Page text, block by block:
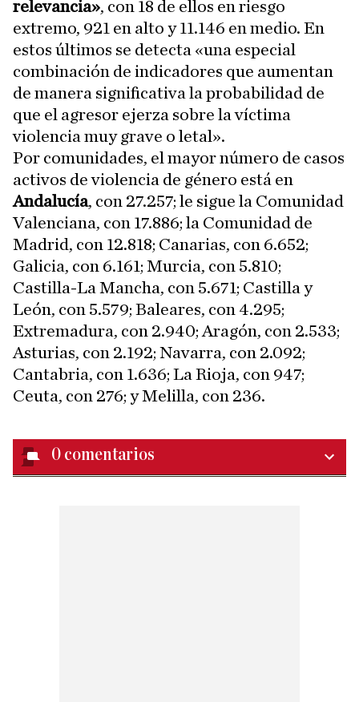
relevancia», con 18 de ellos en riesgo
extremo, 921 en alto y 11.146 en medio. En
estos últimos se detecta «una especial
combinación de indicadores que aumentan
de manera significativa la probabilidad de
que el agresor ejerza sobre la víctima
violencia muy grave o letal».
Por comunidades, el mayor número de casos
activos de violencia de género está en
Andalucía, con 27.257; le sigue la Comunidad
Valenciana, con 17.886; la Comunidad de
Madrid, con 12.818; Canarias, con 6.652;
Galicia, con 6.161; Murcia, con 5.810;
Castilla-La Mancha, con 5.671; Castilla y
León, con 5.579; Baleares, con 4.295;
Extremadura, con 2.940; Aragón, con 2.533;
Asturias, con 2.192; Navarra, con 2.092;
Cantabria, con 1.636; La Rioja, con 947;
Ceuta, con 276; y Melilla, con 236.
0 comentarios